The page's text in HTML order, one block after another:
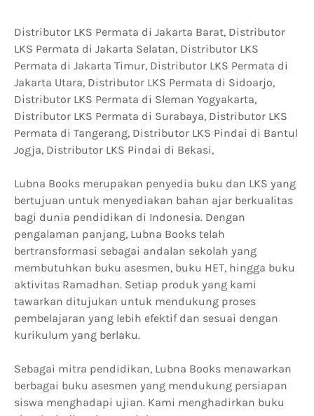
Distributor LKS Permata di Jakarta Barat, Distributor
LKS Permata di Jakarta Selatan, Distributor LKS
Permata di Jakarta Timur, Distributor LKS Permata di
Jakarta Utara, Distributor LKS Permata di Sidoarjo,
Distributor LKS Permata di Sleman Yogyakarta,
Distributor LKS Permata di Surabaya, Distributor LKS
Permata di Tangerang, Distributor LKS Pindai di Bantul
Jogja, Distributor LKS Pindai di Bekasi,
Lubna Books merupakan penyedia buku dan LKS yang
bertujuan untuk menyediakan bahan ajar berkualitas
bagi dunia pendidikan di Indonesia. Dengan
pengalaman panjang, Lubna Books telah
bertransformasi sebagai andalan sekolah yang
membutuhkan buku asesmen, buku HET, hingga buku
aktivitas Ramadhan. Setiap produk yang kami
tawarkan ditujukan untuk mendukung proses
pembelajaran yang lebih efektif dan sesuai dengan
kurikulum yang berlaku.
Sebagai mitra pendidikan, Lubna Books menawarkan
berbagai buku asesmen yang mendukung persiapan
siswa menghadapi ujian. Kami menghadirkan buku